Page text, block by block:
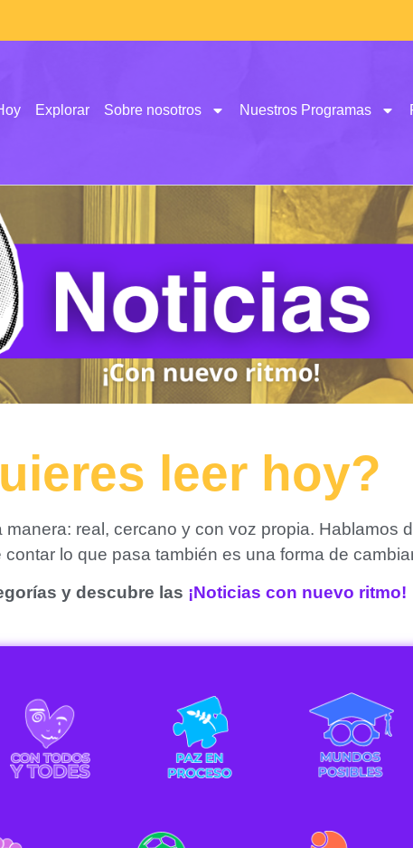
Explorar Sobre nosotros Nuestros Programas
leer hoy?
real, cercano y con voz propia. Hablamos
lo que pasa también es una forma de
y descubre las ¡Noticias con nuevo ritmo!